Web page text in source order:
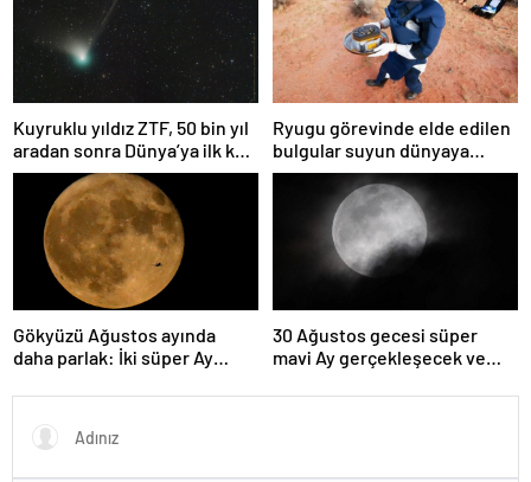
Kuyruklu yıldız ZTF, 50 bin yıl
aradan sonra Dünya’ya ilk kez
çok yaklaşacak
Ryugu görevinde elde edilen
bulgular suyun dünyaya
asteroitlerce getirilmiş
olabileceğini gösteriyor
Gökyüzü Ağustos ayında
daha parlak: İki süper Ay
30 Ağustos gecesi süper
mavi Ay gerçekleşecek ve
olacak